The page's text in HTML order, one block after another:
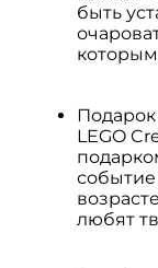
быть
которым
LEGO
любят